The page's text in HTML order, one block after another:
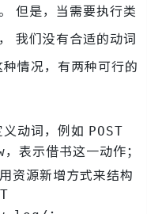
但是，当需要执行类
我们没有合适的动词
种情况，有两种可行的
动词，例如 POST
，表示借书这一动作；
资源新增方式来结构